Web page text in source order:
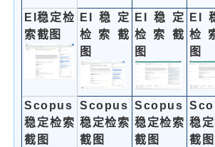
EI稳定检
索截图
EI稳定
检索截
图
EI稳定
检索截
图
EI
检
Scopus
稳定检索
截图
Scopus
稳定检索
截图
Scopus
稳定检索
截图
稳
截图